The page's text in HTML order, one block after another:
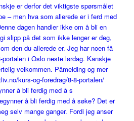
å bli ferdig med å s